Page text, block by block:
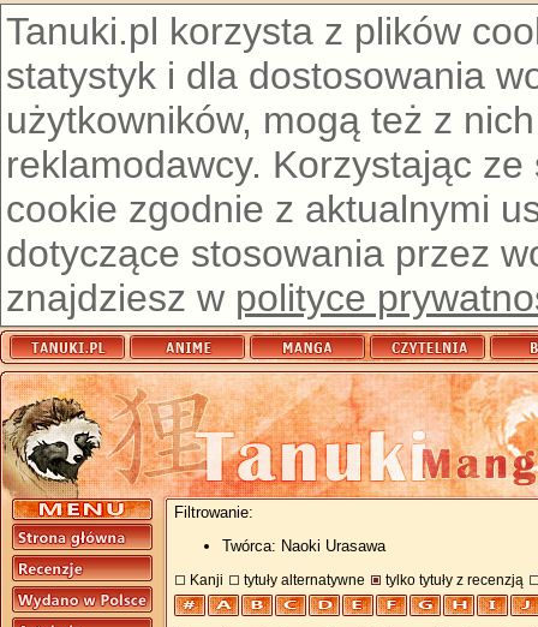
Tanuki.pl korzysta z plików
statystyk i dla dostosowania
użytkowników, mogą też z
reklamodawcy. Korzystając
cookie zgodnie z aktualnymi
dotyczące stosowania przez
znajdziesz w polityce
Filtrowanie:
Twórca: Naoki Urasawa
Kanji tytuły alternatywne tylko tytuły z recenzją